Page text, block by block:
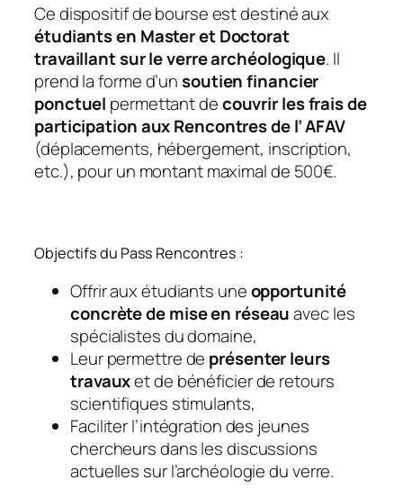
Ce dispositif de bourse est destiné aux
étudiants en Master et Doctorat
travaillant sur le verre archéologique. Il
prend la forme d’unsoutien financier
ponctuel permettant decouvrir les frais de
participation aux Rencontres de l’ AFAV
(déplacements, hébergement, inscription,
etc.), pour un montant maximal de 500€.
Objectifs du Pass Rencontres :
Offrir aux étudiants uneopportunité
concrète de mise en réseauavec les
spécialistes du domaine,
Leur permettre de présenter leurs
travauxet de bénéficier de retours
scientifiques stimulants,
Faciliter l’intégration des jeunes
chercheurs dans les discussions
actuelles sur l’archéologie du verre.